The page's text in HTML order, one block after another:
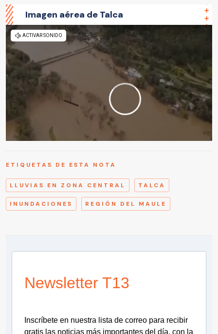
Imagen aérea de Talca
ETIQUETAS DE ESTA NOTA
LLUVIAS EN ZONA CENTRAL TALCA
INUNDACIONES REGIÓN DEL MAULE​
Newsletter T13
Inscríbete en nuestra lista de correo para recibir
gratis las noticias más importantes del día, con la